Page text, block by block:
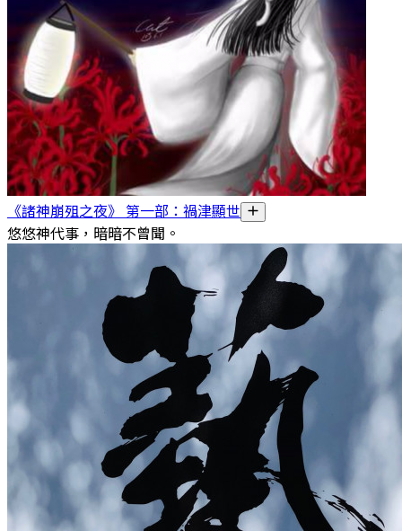
《諸神崩殂之夜》 第一部：禍津顯世
悠悠神代事，暗暗不曾聞。